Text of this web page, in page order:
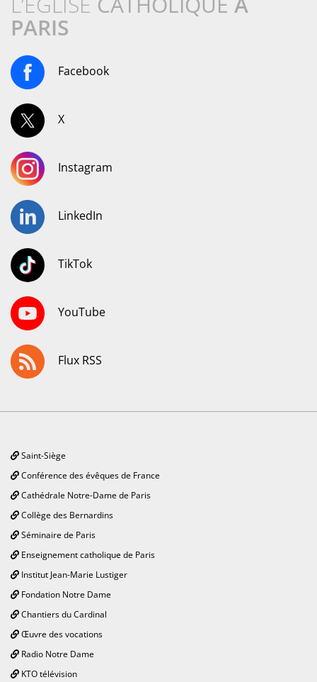
PARIS
Facebook
X
Instagram
LinkedIn
TikTok
YouTube
Flux RSS
Saint-Siège
Conférence des évêques de France
Cathédrale Notre-Dame de Paris
Collège des Bernardins
Séminaire de Paris
Enseignement catholique de Paris
Institut Jean-Marie Lustiger
Fondation Notre Dame
Chantiers du Cardinal
Œuvre des vocations
Radio Notre Dame
KTO télévision